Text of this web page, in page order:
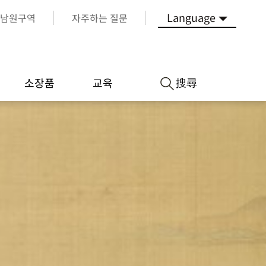
남원구역 자주하는 질문 Language
소장품 교육 搜尋